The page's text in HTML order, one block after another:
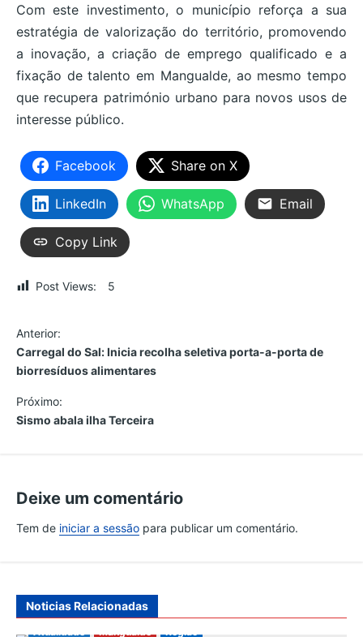
Com este investimento, o município reforça a sua
estratégia de valorização do território, promovendo
a inovação, a criação de emprego qualificado e a
fixação de talento em Mangualde, ao mesmo tempo
que recupera património urbano para novos usos de
interesse público.
Facebook Share on X
LinkedIn WhatsApp Email
Copy Link
Post Views: 5
N
a
v
a
o
Anterior:
Carregal do Sal: Inicia recolha seletiva porta-a-porta de
biorresíduos alimentares
Próximo:
Sismo abala ilha Terceira
Deixe um comentário
Tem de iniciar a sessão para publicar um comentário.
Noticias Relacionadas